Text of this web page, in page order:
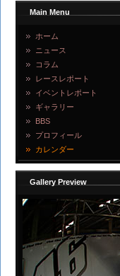
Main Menu
ホーム
ニュース
コラム
レースレポート
イベントレポート
ギャラリー
BBS
プロフィール
カレンダー
Gallery Preview